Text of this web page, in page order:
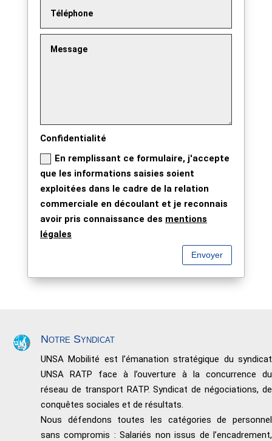
Confidentialité
En remplissant ce formulaire, j'accepte
que les informations saisies soient
exploitées dans le cadre de la relation
commerciale en découlant et je reconnais
avoir pris connaissance des mentions
légales
Envoyer
Notre Syndicat
UNSA Mobilité est l’émanation stratégique du syndicat
UNSA RATP face à l’ouverture à la concurrence du
réseau de transport RATP. Syndicat de négociations, de
conquêtes sociales et de résultats.
Nous défendons toutes les catégories de personnel
sans compromis : Salariés non issus de l’encadrement,